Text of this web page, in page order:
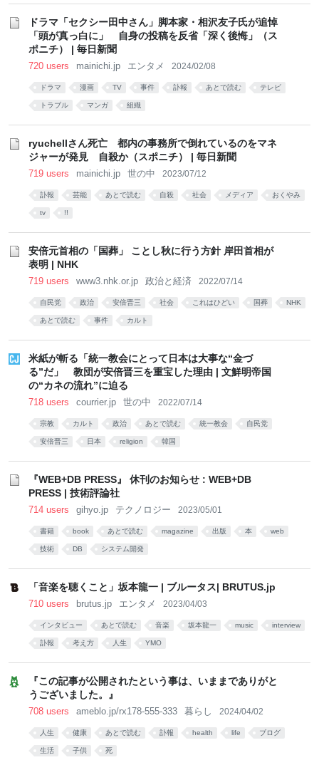
ドラマ「セクシー田中さん」脚本家・相沢友子氏が追悼
「頭が真っ白に」 自身の投稿を反省「深く後悔」（ス
ポニチ） | 毎日新聞
720 users mainichi.jp エンタメ 2024/02/08
ドラマ 漫画 TV 事件 訃報 あとで読む テレビ
トラブル マンガ 組織
ryuchellさん死亡 都内の事務所で倒れているのをマネ
ジャーが発見 自殺か（スポニチ） | 毎日新聞
719 users mainichi.jp 世の中 2023/07/12
訃報 芸能 あとで読む 自殺 社会 メディア おくやみ
tv !!
安倍元首相の「国葬」 ことし秋に行う方針 岸田首相が
表明 | NHK
719 users www3.nhk.or.jp 政治と経済 2022/07/14
自民党 政治 安倍晋三 社会 これはひどい 国葬 NHK
あとで読む 事件 カルト
米紙が斬る「統一教会にとって日本は大事な“金づ
る”だ」 教団が安倍晋三を重宝した理由 | 文鮮明帝国
の“カネの流れ”に迫る
718 users courrier.jp 世の中 2022/07/14
宗教 カルト 政治 あとで読む 統一教会 自民党
安倍晋三 日本 religion 韓国
『WEB+DB PRESS』 休刊のお知らせ : WEB+DB
PRESS | 技術評論社
714 users gihyo.jp テクノロジー 2023/05/01
書籍 book あとで読む magazine 出版 本 web
技術 DB システム開発
「音楽を聴くこと」坂本龍一 | ブルータス| BRUTUS.jp
710 users brutus.jp エンタメ 2023/04/03
インタビュー あとで読む 音楽 坂本龍一 music interview
訃報 考え方 人生 YMO
『この記事が公開されたという事は、いままでありがと
うございました。』
708 users ameblo.jp/rx178-555-333 暮らし 2024/04/02
人生 健康 あとで読む 訃報 health life ブログ
生活 子供 死